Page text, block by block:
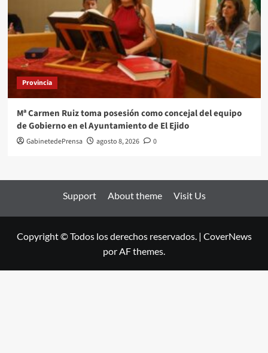
Provincia
Mª Carmen Ruiz toma posesión como concejal del equipo
de Gobierno en el Ayuntamiento de El Ejido
GabinetedePrensa agosto 8, 2026 0
Support About theme Visit Us
Copyright © Todos los derechos reservados. | CoverNews
por AF themes.